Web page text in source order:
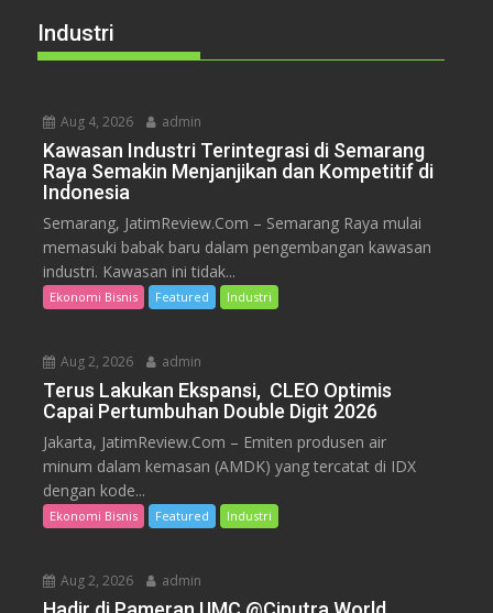
Industri
Aug 4, 2026 admin
Kawasan Industri Terintegrasi di Semarang
Raya Semakin Menjanjikan dan Kompetitif di
Indonesia
Semarang, JatimReview.Com – Semarang Raya mulai
memasuki babak baru dalam pengembangan kawasan
industri. Kawasan ini tidak...
Ekonomi Bisnis Featured Industri
Aug 2, 2026 admin
Terus Lakukan Ekspansi, CLEO Optimis
Capai Pertumbuhan Double Digit 2026
Jakarta, JatimReview.Com – Emiten produsen air
minum dalam kemasan (AMDK) yang tercatat di IDX
dengan kode...
Ekonomi Bisnis Featured Industri
Aug 2, 2026 admin